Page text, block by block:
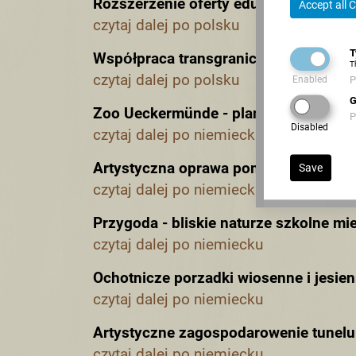
Accept all
Enabled
Disabled
Save
czytaj dalej po polsku
Wspόłpraca transgraniczna w
czytaj dalej po polsku
Zoo Ueckermünde - plan rozwoju do
czytaj dalej po niemiecku
Artystyczna oprawa pomieszczen
czytaj dalej po niemiecku
Przygoda - bliskie naturze szkolne
czytaj dalej po niemiecku
Ochotnicze porzadki wiosenne i
czytaj dalej po niemiecku
Artystyczne zagospodarowenie